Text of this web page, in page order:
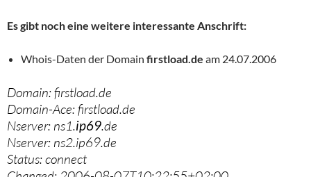
Es gibt noch eine weitere interessante Anschrift:
Whois-Daten der Domain firstload.de am 24.07.2006
Domain: firstload.de
Domain-Ace: firstload.de
Nserver: ns1.ip69.de
Nserver: ns2.ip69.de
Status: connect